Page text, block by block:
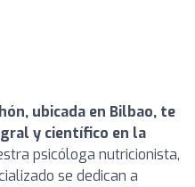
ubicada en Bilbao, te
y científico en la
psicóloga nutricionista,
se dedican a